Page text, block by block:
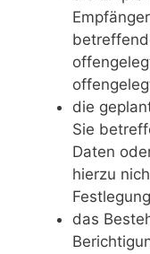
die
Sie
Daten
hierzu
das